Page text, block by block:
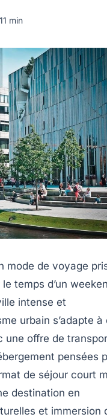
11 min
mode de voyage
temps d’un
intense et
urbain s’adapte à
une offre de
pensées
de séjour court
destination en
et immersion